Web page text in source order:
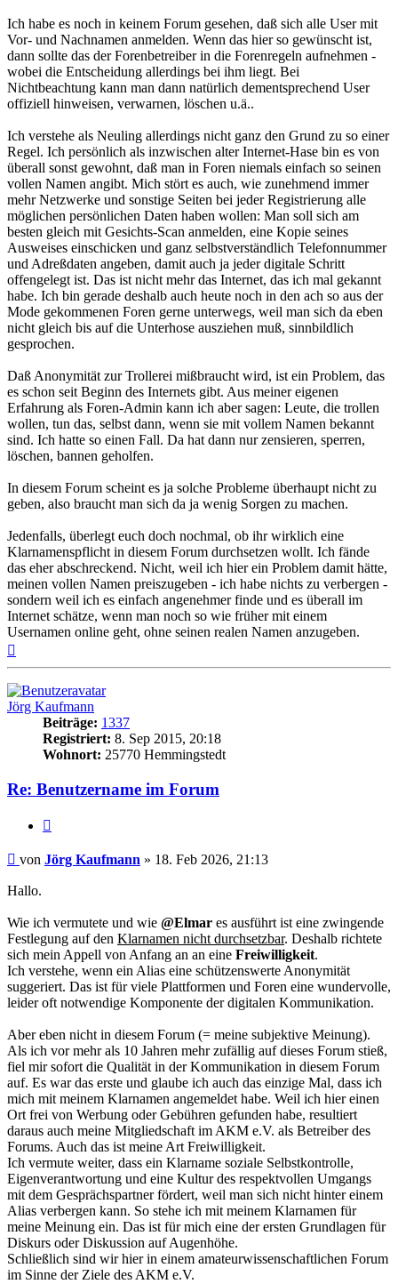
Ich habe es noch in keinem Forum gesehen, daß sich alle User mit
Vor- und Nachnamen anmelden. Wenn das hier so gewünscht ist,
dann sollte das der Forenbetreiber in die Forenregeln aufnehmen -
wobei die Entscheidung allerdings bei ihm liegt. Bei
Nichtbeachtung kann man dann natürlich dementsprechend User
offiziell hinweisen, verwarnen, löschen u.ä..
Ich verstehe als Neuling allerdings nicht ganz den Grund zu so einer
Regel. Ich persönlich als inzwischen alter Internet-Hase bin es von
überall sonst gewohnt, daß man in Foren niemals einfach so seinen
vollen Namen angibt. Mich stört es auch, wie zunehmend immer
mehr Netzwerke und sonstige Seiten bei jeder Registrierung alle
möglichen persönlichen Daten haben wollen: Man soll sich am
besten gleich mit Gesichts-Scan anmelden, eine Kopie seines
Ausweises einschicken und ganz selbstverständlich Telefonnummer
und Adreßdaten angeben, damit auch ja jeder digitale Schritt
offengelegt ist. Das ist nicht mehr das Internet, das ich mal gekannt
habe. Ich bin gerade deshalb auch heute noch in den ach so aus der
Mode gekommenen Foren gerne unterwegs, weil man sich da eben
nicht gleich bis auf die Unterhose ausziehen muß, sinnbildlich
gesprochen.
Daß Anonymität zur Trollerei mißbraucht wird, ist ein Problem, das
es schon seit Beginn des Internets gibt. Aus meiner eigenen
Erfahrung als Foren-Admin kann ich aber sagen: Leute, die trollen
wollen, tun das, selbst dann, wenn sie mit vollem Namen bekannt
sind. Ich hatte so einen Fall. Da hat dann nur zensieren, sperren,
löschen, bannen geholfen.
In diesem Forum scheint es ja solche Probleme überhaupt nicht zu
geben, also braucht man sich da ja wenig Sorgen zu machen.
Jedenfalls, überlegt euch doch nochmal, ob ihr wirklich eine
Klarnamenspflicht in diesem Forum durchsetzen wollt. Ich fände
das eher abschreckend. Nicht, weil ich hier ein Problem damit hätte,
meinen vollen Namen preiszugeben - ich habe nichts zu verbergen -
sondern weil ich es einfach angenehmer finde und es überall im
Internet schätze, wenn man noch so wie früher mit einem
Usernamen online geht, ohne seinen realen Namen anzugeben.
Jörg Kaufmann
Beiträge: 1337
Registriert: 8. Sep 2015, 20:18
Wohnort: 25770 Hemmingstedt
Re: Benutzername im Forum
Beitrag
von Jörg Kaufmann » 18. Feb 2026, 21:13
Hallo.
Wie ich vermutete und wie @Elmar es ausführt ist eine zwingende
Festlegung auf den Klarnamen nicht durchsetzbar. Deshalb richtete
sich mein Appell von Anfang an an eine Freiwilligkeit.
Ich verstehe, wenn ein Alias eine schützenswerte Anonymität
suggeriert. Das ist für viele Plattformen und Foren eine wundervolle,
leider oft notwendige Komponente der digitalen Kommunikation.
Aber eben nicht in diesem Forum (= meine subjektive Meinung).
Als ich vor mehr als 10 Jahren mehr zufällig auf dieses Forum stieß,
fiel mir sofort die Qualität in der Kommunikation in diesem Forum
auf. Es war das erste und glaube ich auch das einzige Mal, dass ich
mich mit meinem Klarnamen angemeldet habe. Weil ich hier einen
Ort frei von Werbung oder Gebühren gefunden habe, resultiert
daraus auch meine Mitgliedschaft im AKM e.V. als Betreiber des
Forums. Auch das ist meine Art Freiwilligkeit.
Ich vermute weiter, dass ein Klarname soziale Selbstkontrolle,
Eigenverantwortung und eine Kultur des respektvollen Umgangs
mit dem Gesprächspartner fördert, weil man sich nicht hinter einem
Alias verbergen kann. So stehe ich mit meinem Klarnamen für
meine Meinung ein. Das ist für mich eine der ersten Grundlagen für
Diskurs oder Diskussion auf Augenhöhe.
Schließlich sind wir hier in einem amateurwissenschaftlichen Forum
im Sinne der Ziele des AKM e.V.